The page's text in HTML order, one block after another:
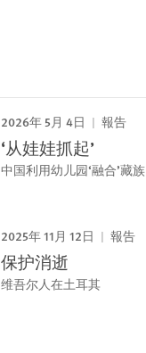
2026年 5月 4日 報告
‘从娃娃抓起’
中国利用幼儿园‘融合’藏族
2025年 11月 12日 報告
保护消逝
维吾尔人在土耳其